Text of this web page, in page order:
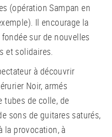
(opération Sampan en
Il encourage la
sur de nouvelles
et solidaires.
à découvrir
Noir, armés
tubes de colle, de
sons de guitares saturés,
la provocation, à